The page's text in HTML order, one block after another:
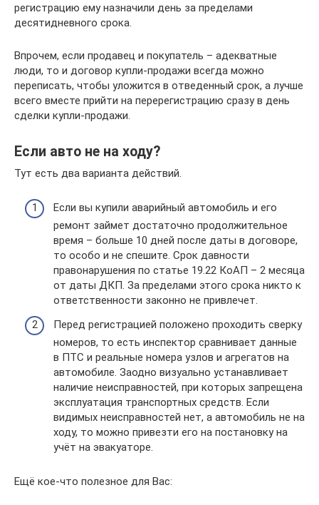
регистрацию ему назначили день за пределами
десятидневного срока.
Впрочем, если продавец и покупатель – адекватные
люди, то и договор купли-продажи всегда можно
переписать, чтобы уложится в отведенный срок, а лучше
всего вместе прийти на перерегистрацию сразу в день
сделки купли-продажи.
Если авто не на ходу?
Тут есть два варианта действий.
Если вы купили аварийный автомобиль и его
ремонт займет достаточно продолжительное
время – больше 10 дней после даты в договоре,
то особо и не спешите. Срок давности
правонарушения по статье 19.22 КоАП – 2 месяца
от даты ДКП. За пределами этого срока никто к
ответственности законно не привлечет.
Перед регистрацией положено проходить сверку
номеров, то есть инспектор сравнивает данные
в ПТС и реальные номера узлов и агрегатов на
автомобиле. Заодно визуально устанавливает
наличие неисправностей, при которых запрещена
эксплуатация транспортных средств. Если
видимых неисправностей нет, а автомобиль не на
ходу, то можно привезти его на постановку на
учёт на эвакуаторе.
Ещё кое-что полезное для Вас: